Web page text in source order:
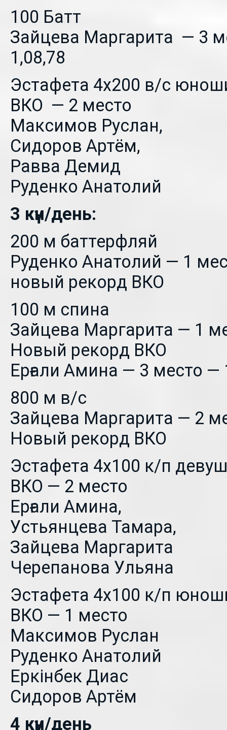
100 Батт
Зайцева Маргарита — 3
1,08,78
Эстафета 4х200 в/с
ВКО — 2 место
Максимов Руслан,
Сидоров Артём,
Равва Демид
Руденко Анатолий
3 күн/день:
200 м баттерфляй
Руденко Анатолий — 1
новый рекорд ВКО
100 м спина
Зайцева Маргарита — 1
Новый рекорд ВКО
Ерғали Амина — 3 место —
800 м в/с
Зайцева Маргарита — 2
Новый рекорд ВКО
Эстафета 4х100 к/п
ВКО — 2 место
Ерғали Амина,
Устьянцева Тамара,
Зайцева Маргарита
Черепанова Ульяна
Эстафета 4х100 к/п
ВКО — 1 место
Максимов Руслан
Руденко Анатолий
Еркінбек Диас
Сидоров Артём
4 күн/день